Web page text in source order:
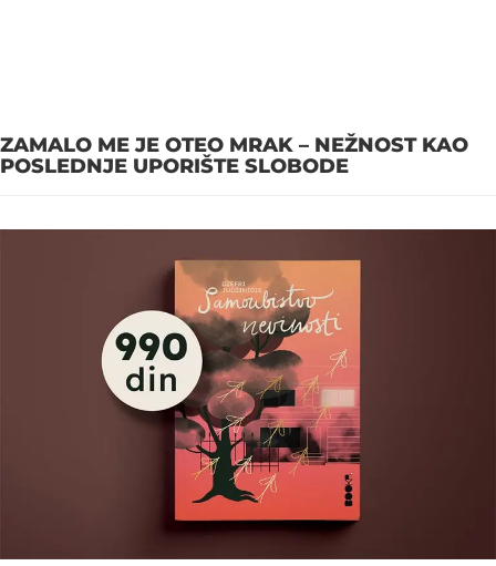
ZAMALO ME JE OTEO MRAK – NEŽNOST KAO
POSLEDNJE UPORIŠTE SLOBODE